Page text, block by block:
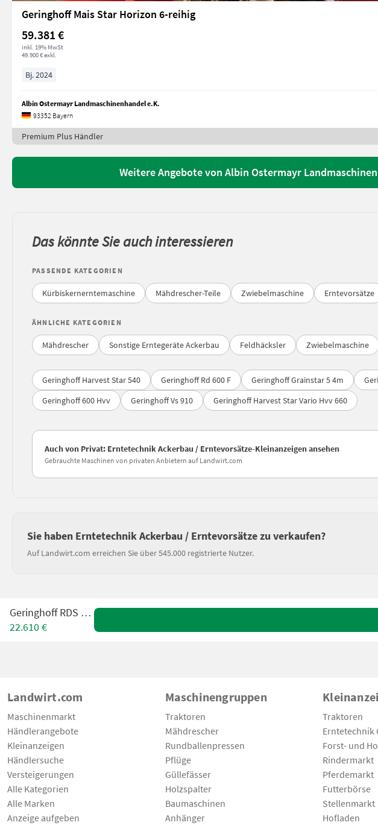
Geringhoff Mais Star Horizon 6-reihig
59.381 €
inkl. 19% MwSt
49.900 € exkl.
Bj. 2024
Albin Ostermayr Landmaschinenhandel e.K.
93352 Bayern
Premium Plus Händler
Weitere Angebote von Albin Ostermayr
Das könnte Sie auch interessieren
PASSENDE KATEGORIEN
Kürbiskernerntemaschine Mähdrescher-Teile Zwiebelmaschine Erntevorsätze
ÄHNLICHE KATEGORIEN
Mähdrescher Sonstige Erntegeräte Ackerbau Feldhäcksler Zwiebelmaschine
Geringhoff Harvest Star 540 Geringhoff Rd 600 F Geringhoff Grainstar 5 4m
Geringhoff 600 Hvv
Geringhoff Vs 910 Geringhoff Harvest Star Vario Hvv 660
Auch von Privat: Erntetechnik Ackerbau / Erntevorsätze-Kleinanzeigen ansehen
Gebrauchte Maschinen von privaten Anbietern auf Landwirt.com
Sie haben Erntetechnik Ackerbau / Erntevorsätze zu verkaufen?
Auf Landwirt.com erreichen Sie über 545.000 registrierte Nutzer.
Geringhoff RDS 600 F
22.610 €
Landwirt.com
Maschinenmarkt
Händlerangebote
Kleinanzeigen
Händlersuche
Versteigerungen
Alle Kategorien
Alle Marken
Anzeige aufgeben
Maschinengruppen
Traktoren
Mähdrescher
Rundballenpressen
Pflüge
Güllefässer
Holzspalter
Baumaschinen
Anhänger
Traktoren
Erntetechnik
Forst- und
Rindermarkt
Pferdemarkt
Futterbörse
Stellenmarkt
Hofladen